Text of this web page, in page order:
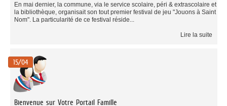
En mai dernier, la commune, via le service scolaire, péri & extrascolaire et
la bibliothèque, organisait son tout premier festival de jeu "Jouons à Saint
Nom". La particularité de ce festival réside...
Lire la suite
15/04
Bienvenue sur Votre Portail Famille